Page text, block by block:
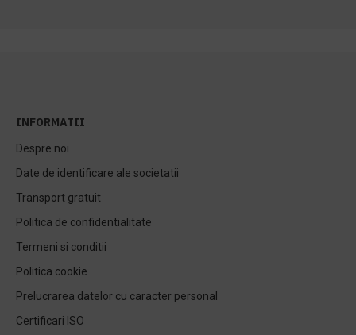
INFORMATII
Despre noi
Date de identificare ale societatii
Transport gratuit
Politica de confidentialitate
Termeni si conditii
Politica cookie
Prelucrarea datelor cu caracter personal
Certificari ISO